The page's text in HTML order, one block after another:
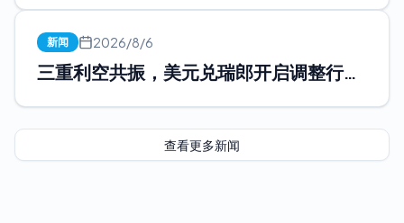
新闻 2026/8/6
三重利空共振，美元兑瑞郎开启调整行情
查看更多新闻